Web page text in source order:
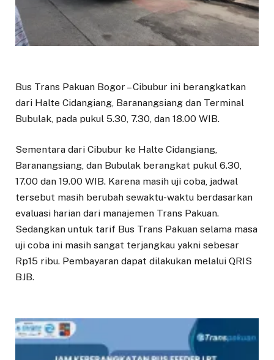
Bus Trans Pakuan Bogor – Cibubur ini berangkatkan
dari Halte Cidangiang, Baranangsiang dan Terminal
Bubulak, pada pukul 5.30, 7.30, dan 18.00 WIB.
Sementara dari Cibubur ke Halte Cidangiang,
Baranangsiang, dan Bubulak berangkat pukul 6.30,
17.00 dan 19.00 WIB. Karena masih uji coba, jadwal
tersebut masih berubah sewaktu-waktu berdasarkan
evaluasi harian dari manajemen Trans Pakuan.
Sedangkan untuk tarif Bus Trans Pakuan selama masa
uji coba ini masih sangat terjangkau yakni sebesar
Rp15 ribu. Pembayaran dapat dilakukan melalui QRIS
BJB.